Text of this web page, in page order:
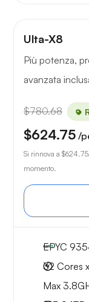
Ulta-X8
Più potenza,
avanzata
$780.68
$624.75 /
Si rinnova a $624.75
momento.
EPYC
32 Cores
Max